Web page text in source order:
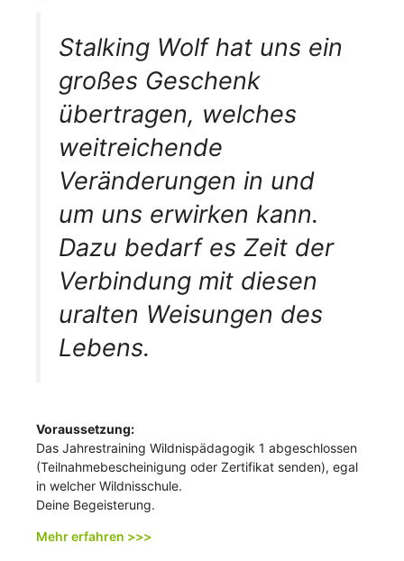
Stalking Wolf hat uns ein
großes Geschenk
übertragen, welches
weitreichende
Veränderungen in und
um uns erwirken kann.
Dazu bedarf es Zeit der
Verbindung mit diesen
uralten Weisungen des
Lebens.
Voraussetzung:
Das Jahrestraining Wildnispädagogik 1 abgeschlossen
(Teilnahmebescheinigung oder Zertifikat senden), egal
in welcher Wildnisschule.
Deine Begeisterung.
Mehr erfahren >>>